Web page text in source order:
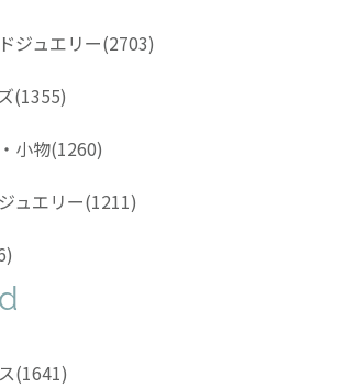
ジュエリー(2703)
(1355)
小物(1260)
ュエリー(1211)
(1641)